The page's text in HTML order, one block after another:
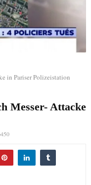
in Pariser Polizeistation
Messer- Attacke